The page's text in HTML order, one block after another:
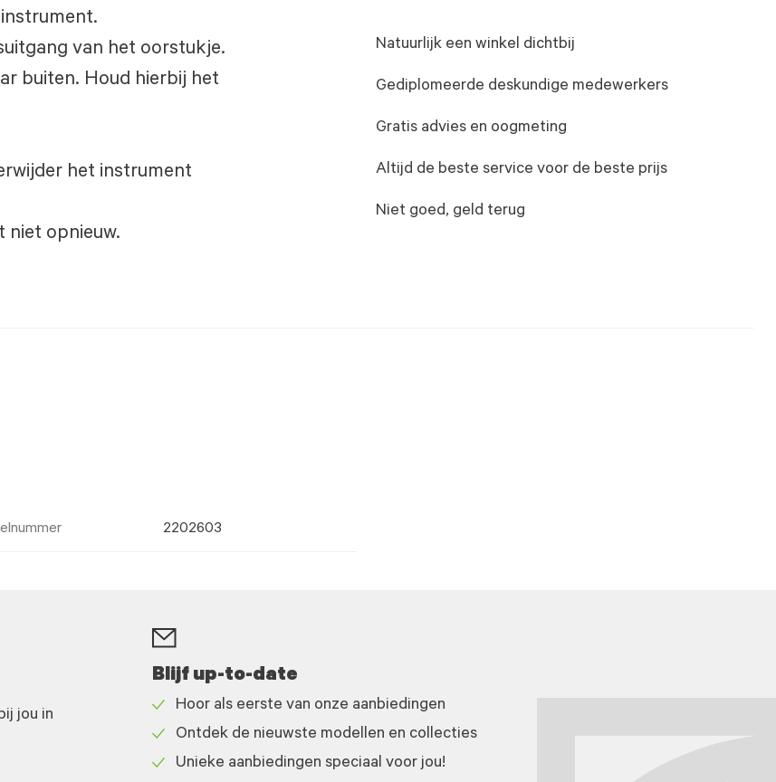
van het oorstukje.
buiten. Houd hierbij het
het instrument
niet opnieuw.
Natuurlijk een winkel dichtbij
Gediplomeerde deskundige medewerkers
Gratis advies en oogmeting
Altijd de beste service voor de beste prijs
Niet goed, geld terug
2202603
jou in
Blijf up-to-date
icon
Hoor als eerste van onze aanbiedingen
icon
Ontdek de nieuwste modellen en collecties
Unieke aanbiedingen speciaal voor jou!